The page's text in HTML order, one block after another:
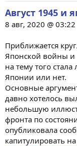
Август 1945 и
8 авг, 2020 @ 03:22
Приближается
Японской войны и
на тему того
Японии или нет.
Основные
давно хотелось
небольшую
фронта по
опубликовала
капитулировать